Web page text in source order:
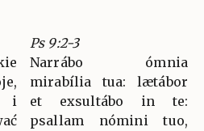
i
Ps 9:2-3
Narrábo ómnia
mirabília tua: lætábor
et exsultábo in te:
psallam nómini tuo,